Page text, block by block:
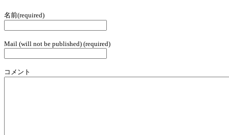
名前(required)
Mail (will not be published) (required)
コメント